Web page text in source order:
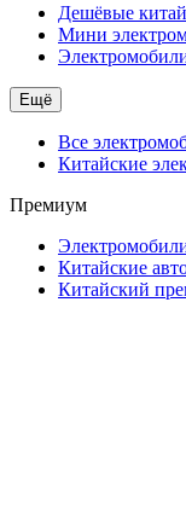
Дешёвые
Мини
Ещё
Все
Китайские
Премиум
Китайские
Китайский